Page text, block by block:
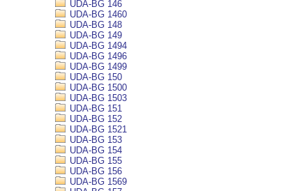
UDA-BG 146
UDA-BG 1460
UDA-BG 148
UDA-BG 149
UDA-BG 1494
UDA-BG 1496
UDA-BG 1499
UDA-BG 150
UDA-BG 1500
UDA-BG 1503
UDA-BG 151
UDA-BG 152
UDA-BG 1521
UDA-BG 153
UDA-BG 154
UDA-BG 155
UDA-BG 156
UDA-BG 1569